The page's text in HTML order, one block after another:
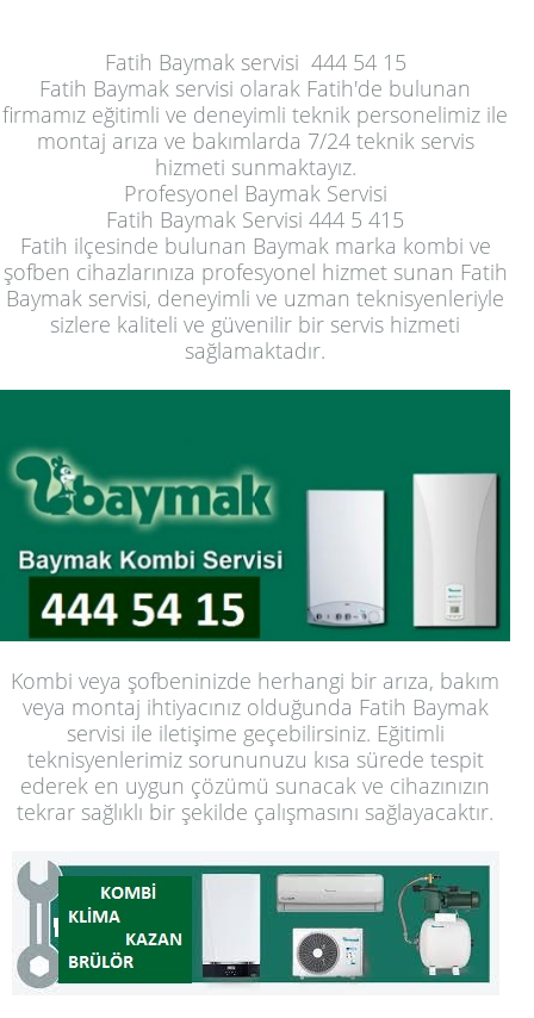
Fatih Baymak servisi 444 54 15
Fatih Baymak servisi olarak Fatih'de bulunan
firmamız eğitimli ve deneyimli teknik personelimiz ile
montaj arıza ve bakımlarda 7/24 teknik servis
hizmeti sunmaktayız.
Profesyonel Baymak Servisi
Fatih Baymak Servisi 444 5 415
Fatih ilçesinde bulunan Baymak marka kombi ve
şofben cihazlarınıza profesyonel hizmet sunan Fatih
Baymak servisi, deneyimli ve uzman teknisyenleriyle
sizlere kaliteli ve güvenilir bir servis hizmeti
sağlamaktadır.
Kombi veya şofbeninizde herhangi bir arıza, bakım
veya montaj ihtiyacınız olduğunda Fatih Baymak
servisi ile iletişime geçebilirsiniz. Eğitimli
teknisyenlerimiz sorununuzu kısa sürede tespit
ederek en uygun çözümü sunacak ve cihazınızın
tekrar sağlıklı bir şekilde çalışmasını sağlayacaktır.